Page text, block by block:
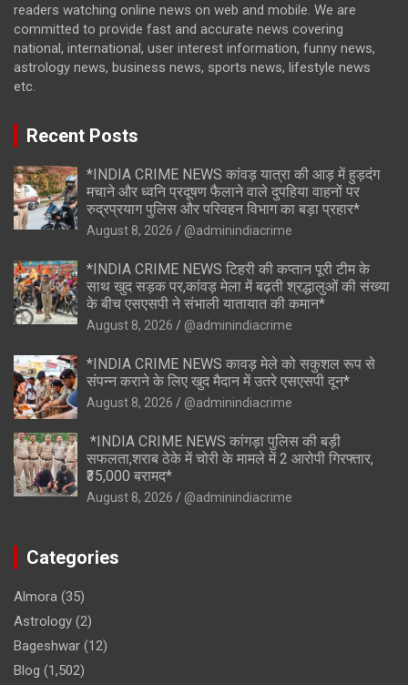
readers watching online news on web and mobile. We are
committed to provide fast and accurate news covering
national, international, user interest information, funny news,
astrology news, business news, sports news, lifestyle news
etc.
Recent Posts
*INDIA CRIME NEWS कांवड़ यात्रा की आड़ में हुड़दंग
मचाने और ध्वनि प्रदूषण फैलाने वाले दुपहिया वाहनों पर
रुद्रप्रयाग पुलिस और परिवहन विभाग का बड़ा प्रहार*
August 8, 2026 @adminindiacrime
*INDIA CRIME NEWS टिहरी की कप्तान पूरी टीम के
साथ खुद सड़क पर,कांवड़ मेला में बढ़ती श्रद्धालुओं की संख्या
के बीच एसएसपी ने संभाली यातायात की कमान*
August 8, 2026 @adminindiacrime
*INDIA CRIME NEWS कावड़ मेले को सकुशल रूप से
संपन्न कराने के लिए खुद मैदान में उतरे एसएसपी दून*
August 8, 2026 @adminindiacrime
*INDIA CRIME NEWS कांगड़ा पुलिस की बड़ी
सफलता,शराब ठेके में चोरी के मामले में 2 आरोपी गिरफ्तार,
₹35,000 बरामद*
August 8, 2026 @adminindiacrime
Categories
Almora (35)
Astrology (2)
Bageshwar (12)
Blog (1,502)